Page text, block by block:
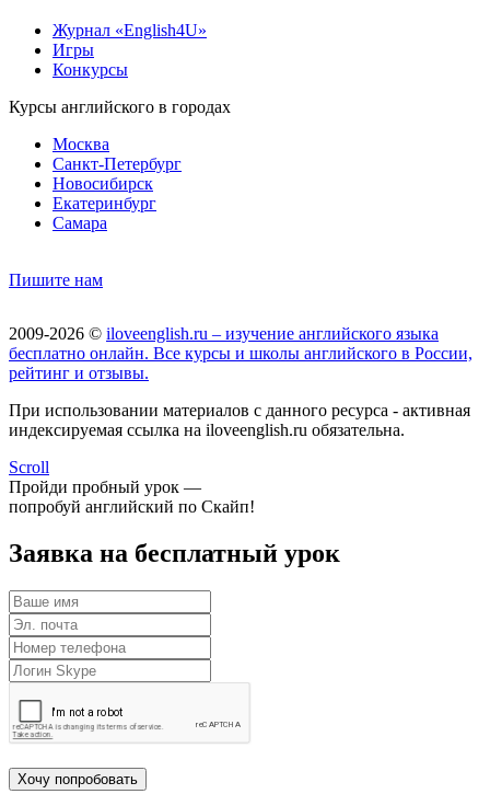
Журнал «English4U»
Игры
Конкурсы
Курсы английского в городах
Москва
Санкт-Петербург
Новосибирск
Екатеринбург
Самара
Пишите нам
2009-2026 © iloveenglish.ru – изучение английского языка
бесплатно онлайн. Все курсы и школы английского в России,
рейтинг и отзывы.
При использовании материалов с данного ресурса - активная
индексируемая ссылка на iloveenglish.ru обязательна.
Scroll
Пройди пробный урок —
попробуй английский по Скайп!
Заявка на бесплатный урок